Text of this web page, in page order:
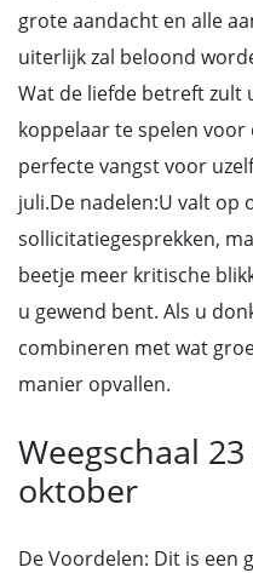
grote aandacht en alle
uiterlijk zal beloond
Wat de liefde betreft zult
koppelaar te spelen
perfecte vangst voor
juli.De nadelen:U valt op
sollicitatiegesprekken,
beetje meer kritische
u gewend bent. Als u
combineren met wat
manier opvallen.
Weegschaal
oktober
De Voordelen: Dit is een